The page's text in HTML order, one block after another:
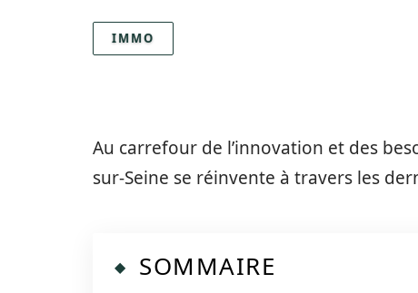
IMMO
Au carrefour de l’innovation et des
sur-Seine se réinvente à travers les
SOMMAIRE